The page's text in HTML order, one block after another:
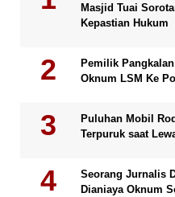
Masjid Tuai
Kepastian Hukum
Pemilik
Oknum LSM Ke
Puluhan Mobil
Terpuruk saat
Seorang Jurnalis
Dianiaya Oknum